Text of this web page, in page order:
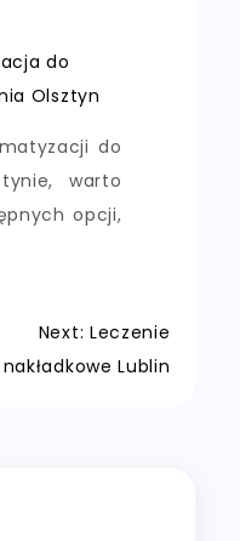
do
Olsztyn
do
warto
opcji,
Next: Leczenie
nakładkowe Lublin